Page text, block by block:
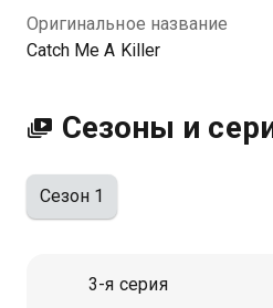
Оригинальное название
Catch Me A Killer
Сезоны и
Сезон 1
3-я серия